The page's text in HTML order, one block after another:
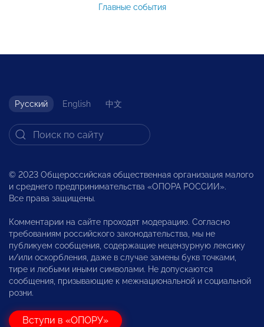
Главные события
Русский English 中文
© 2023 Общероссийская общественная организация малого
и среднего предпринимательства «ОПОРА РОССИИ».
Все права защищены.
Комментарии на сайте проходят модерацию. Согласно
требованиям российского законодательства, мы не
публикуем сообщения, содержащие нецензурную лексику
и/или оскорбления, даже в случае замены букв точками,
тире и любыми иными символами. Не допускаются
сообщения, призывающие к межнациональной и социальной
розни.
Вступи в «ОПОРУ»